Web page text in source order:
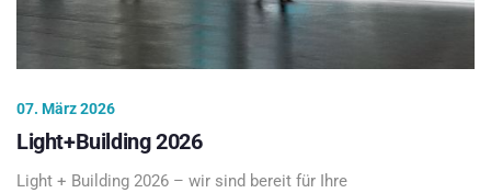
07. März 2026
Light+Building 2026
Light + Building 2026 – wir sind bereit für Ihre